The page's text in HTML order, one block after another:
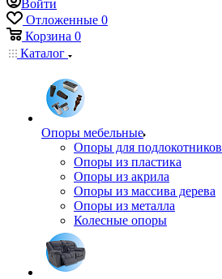
Войти
Отложенные 0
Корзина 0
Каталог
Опоры мебельные
Опоры для подлокотников
Опоры из пластика
Опоры из акрила
Опоры из массива дерева
Опоры из металла
Колесные опоры